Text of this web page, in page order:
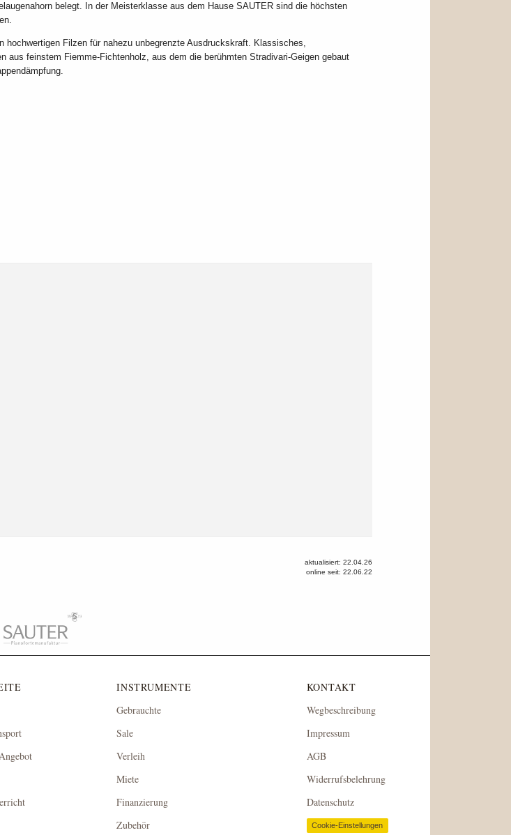
belegt. In der Meisterklasse aus dem Hause SAUTER sind die höchsten
hochwertigen Filzen für nahezu unbegrenzte Ausdruckskraft. Klassisches,
aus feinstem Fiemme-Fichtenholz, aus dem die berühmten Stradivari-Geigen gebaut
aktualisiert: 22.04.26
online seit: 22.06.22
INSTRUMENTE
Gebrauchte
Sale
Verleih
Miete
Finanzierung
Zubehör
KONTAKT
Wegbeschreibung
Impressum
AGB
Widerrufsbelehrung
Datenschutz
Cookie-Einstellungen